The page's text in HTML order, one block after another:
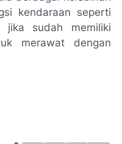
kendaraan seperti
jika sudah memiliki
merawat dengan